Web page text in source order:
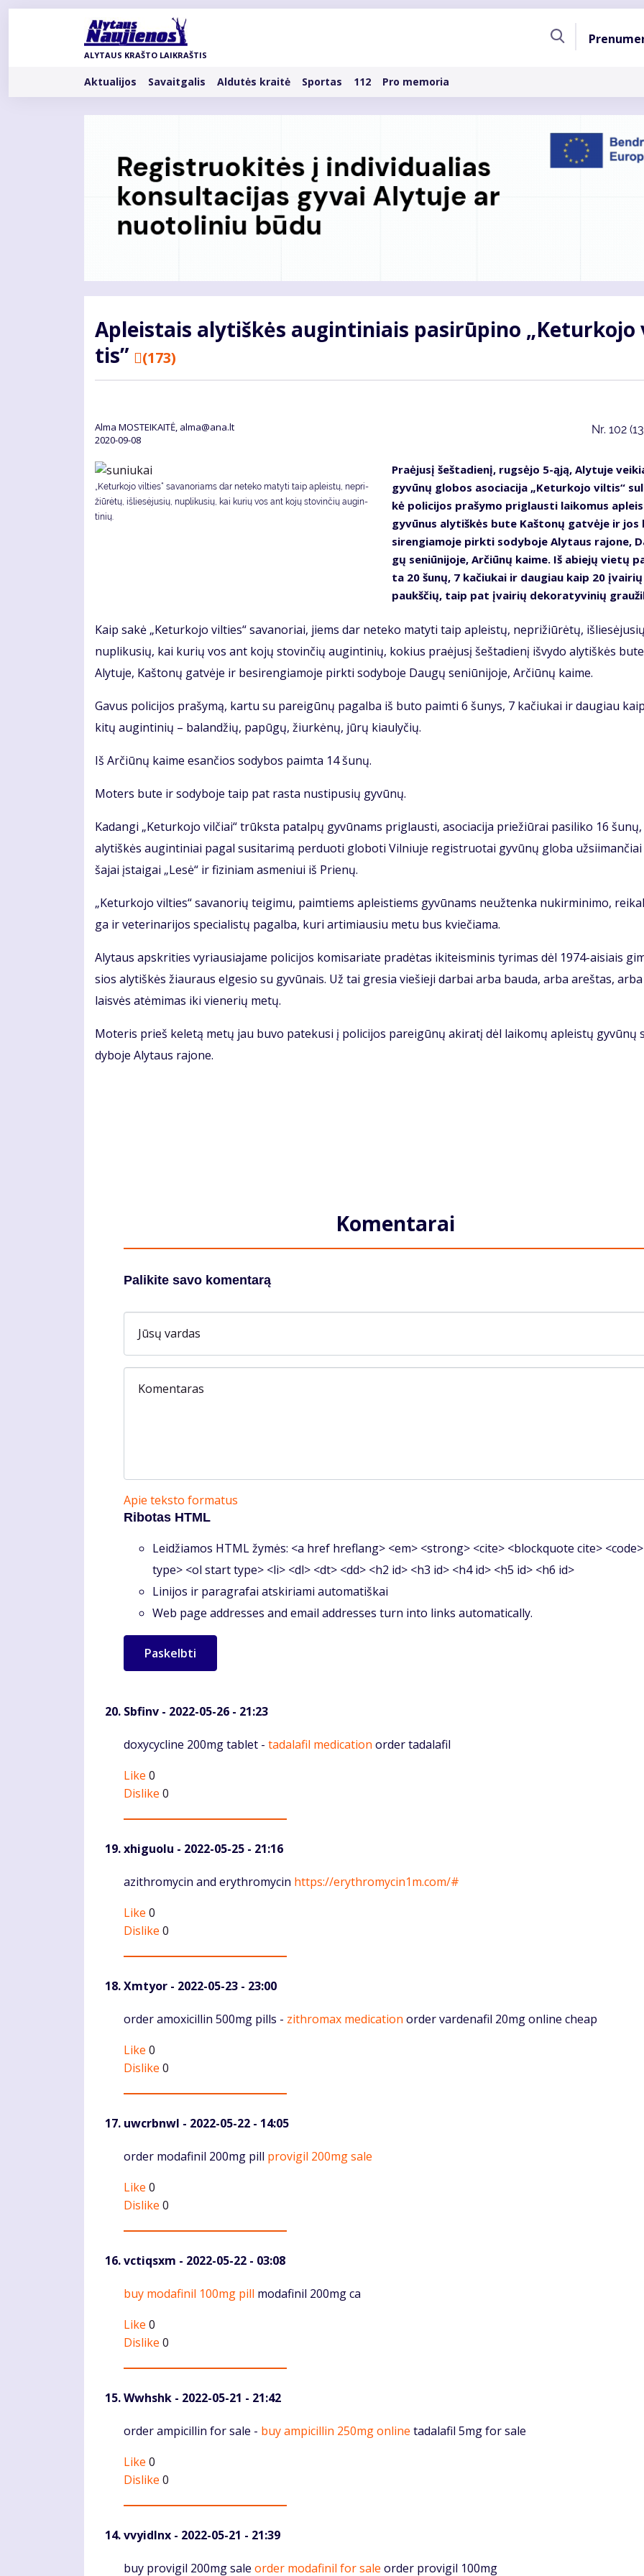
Pereiti
ALYTAUS KRAŠTO LAIKRAŠTIS
Rubrikos
Aktualijos Savaitgalis Aldutės kraitė Sportas 112 Pro memoria
Ap­leis­tais aly­tiš­kės au­gin­ti­niais pa­si­rū­pi­no
tis”
(173)
Alma MOSTEIKAITĖ, alma@ana.lt
2020-09-08
Nr. 102
„Ke­tur­ko­jo vil­ties“ sa­va­no­riams dar ne­te­ko ma­ty­ti taip ap­leis­tų, ne­pri­
žiū­rė­tų, iš­lie­sė­ju­sių, nu­pli­ku­sių, kai ku­rių vos ant ko­jų sto­vin­čių au­gin­
ti­nių.
Pra­ėju­sį šeš­ta­die­nį, rug­sė­jo 5-ąją, Aly­tu­je
gy­vū­nų glo­bos aso­cia­ci­ja „Ke­tur­ko­jo vil­tis“
kė po­li­ci­jos pra­šy­mo pri­glaus­ti lai­ko­mus
gy­vū­nus aly­tiš­kės bu­te Kaš­to­nų gat­vė­je ir
si­ren­gia­mo­je pirk­ti so­dy­bo­je Aly­taus ra­jo­ne,
gų se­niū­ni­jo­je, Ar­čiū­nų kai­me. Iš abie­jų vie­tų
ta 20 šu­nų, 7 ka­čiu­kai ir dau­giau kaip 20 įvai­rių
paukš­čių, taip pat įvai­rių de­ko­ra­ty­vi­nių
Kaip sa­kė „Ke­tur­ko­jo vil­ties“ sa­va­no­riai, jiems dar ne­te­ko ma­ty­ti taip ap­leis­tų, ne­pri­žiū­rė­tų,
nu­pli­ku­sių, kai ku­rių vos ant ko­jų sto­vin­čių au­gin­ti­nių, ko­kius pra­ėju­sį šeš­ta­die­nį iš­vy­do aly­tiš­kės bu­te
Aly­tu­je, Kaš­to­nų gat­vė­je ir be­si­ren­gia­mo­je pirk­ti so­dy­bo­je Dau­gų se­niū­ni­jo­je, Ar­čiū­nų kai­me.
Ga­vus po­li­ci­jos pra­šy­mą, kar­tu su pa­rei­gū­nų pa­gal­ba iš bu­to pa­im­ti 6 šu­nys, 7 ka­čiu­kai ir dau­giau
ki­tų au­gin­ti­nių – ba­lan­džių, pa­pū­gų, žiur­kė­nų, jū­rų kiau­ly­čių.
Iš Ar­čiū­nų kai­me esan­čios so­dy­bos pa­im­ta 14 šu­nų.
Mo­ters bu­te ir so­dy­bo­je taip pat ras­ta nu­sti­pu­sių gy­vū­nų.
Ka­dan­gi „Ke­tur­ko­jo vil­čiai“ trūks­ta pa­tal­pų gy­vū­nams pri­glaus­ti, aso­cia­ci­ja prie­žiū­rai pa­si­li­ko 16
aly­tiš­kės au­gin­ti­niai pa­gal su­si­ta­ri­mą per­duo­ti glo­bo­ti Vil­niu­je re­gist­ruo­tai gy­vū­nų glo­ba
ša­jai įstai­gai „Le­sė“ ir fi­zi­niam as­me­niui iš Prie­nų.
„Ke­tur­ko­jo vil­ties“ sa­va­no­rių tei­gi­mu, pa­im­tiems ap­leis­tiems gy­vū­nams ne­už­ten­ka nu­kir­mi­ni­mo,
ga ir ve­te­ri­na­ri­jos spe­cia­lis­tų pa­gal­ba, ku­ri ar­ti­miau­siu me­tu bus kvie­čia­ma.
Aly­taus ap­skri­ties vy­riau­sia­ja­me po­li­ci­jos ko­mi­sa­ria­te pra­dė­tas iki­teis­mi­nis ty­ri­mas dėl 1974-ai­siais
sios aly­tiš­kės žiau­raus el­ge­sio su gy­vū­nais. Už tai gre­sia vie­šie­ji dar­bai ar­ba bau­da, ar­ba areš­tas, ar­ba
lais­vės at­ėmi­mas iki vie­ne­rių me­tų.
Mo­te­ris prieš ke­le­tą me­tų jau bu­vo pa­te­ku­si į po­li­ci­jos pa­rei­gū­nų aki­ra­tį dėl lai­ko­mų ap­leis­tų gy­vū­nų
dy­bo­je Aly­taus ra­jo­ne.
Komentarai
Palikite savo komentarą
Jūsų vardas
Komentaras
Apie teksto formatus
Ribotas HTML
Leidžiamos HTML žymės: <a href hreflang> <em> <strong> <cite> <blockquote cite>
type> <ol start type> <li> <dl> <dt> <dd> <h2 id> <h3 id> <h4 id> <h5 id> <h6 id>
Linijos ir paragrafai atskiriami automatiškai
Web page addresses and email addresses turn into links automatically.
Sbfinv - 2022-05-26 - 21:23
Komentaras
doxycycline 200mg tablet - tadalafil medication order tadalafil
Like 0
Dislike 0
xhiguolu - 2022-05-25 - 21:16
Komentaras
azithromycin and erythromycin https://erythromycin1m.com/#
Like 0
Dislike 0
Xmtyor - 2022-05-23 - 23:00
Komentaras
order amoxicillin 500mg pills - zithromax medication order vardenafil 20mg online cheap
Like 0
Dislike 0
uwcrbnwl - 2022-05-22 - 14:05
Komentaras
order modafinil 200mg pill provigil 200mg sale
Like 0
Dislike 0
vctiqsxm - 2022-05-22 - 03:08
Komentaras
buy modafinil 100mg pill modafinil 200mg ca
Like 0
Dislike 0
Wwhshk - 2022-05-21 - 21:42
Komentaras
order ampicillin for sale - buy ampicillin 250mg online tadalafil 5mg for sale
Like 0
Dislike 0
vvyidlnx - 2022-05-21 - 21:39
Komentaras
buy provigil 200mg sale order modafinil for sale order provigil 100mg